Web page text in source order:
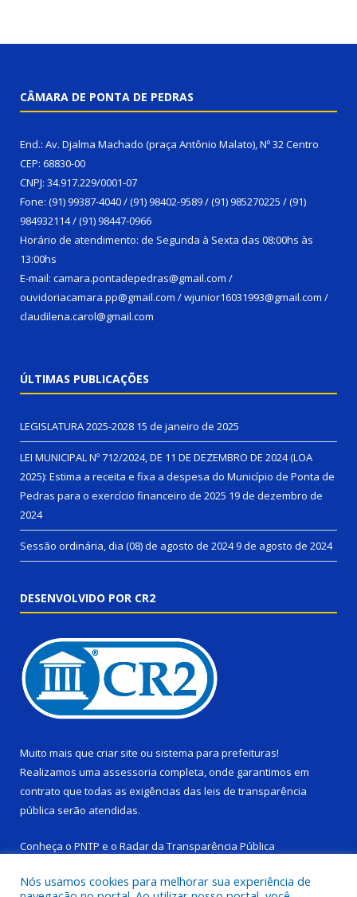
CÂMARA DE PONTA DE PEDRAS
End.: Av. Djalma Machado (praça Antônio Malato), Nº 32 Centro
CEP: 68830-00
CNPJ: 34.917.229/0001-07
Fone: (91) 99387-4040 / (91) 98402-9589 / (91) 985270225 / (91)
984932114 / (91) 98447-0966
Horário de atendimento: de Segunda à Sexta das 08:00hs às
13:00hs
E-mail: camara.pontadepedras@gmail.com /
ouvidoriacamara.pp@gmail.com / wjunior16031993@gmail.com /
claudilena.carol@gmail.com
ÚLTIMAS PUBLICAÇÕES
LEGISLATURA 2025-2028 15 de janeiro de 2025
LEI MUNICIPAL Nº 712/2024, DE 11 DE DEZEMBRO DE 2024 (LOA
2025): Estima a receita e fixa a despesa do Município de Ponta de
Pedras para o exercício financeiro de 2025 19 de dezembro de
2024
Sessão ordinária, dia (08) de agosto de 20249 de agosto de 2024
DESENVOLVIDO POR CR2
Muito mais que criar site ou sistema para prefeituras!
Realizamos uma assessoria completa, onde garantimos em
contrato que todas as exigências das leis de transparência
pública serão atendidas.
Conheça o PNTP e o Radar da Transparência Pública
Nós usamos cookies para melhorar sua experiência de